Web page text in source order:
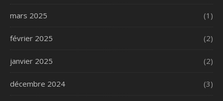
mars 2025 (1)
février 2025 (2)
janvier 2025 (2)
décembre 2024 (3)